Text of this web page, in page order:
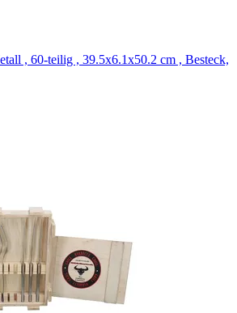
, 60-teilig , 39.5x6.1x50.2 cm , Besteck,